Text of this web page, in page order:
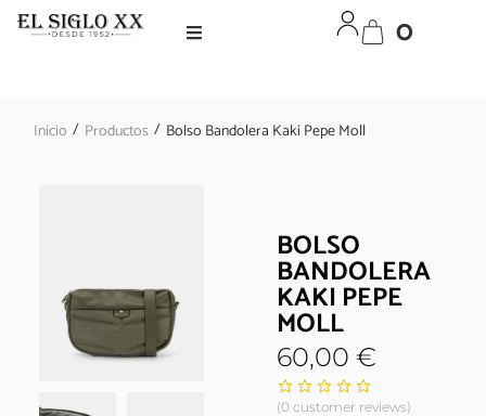
0
Inicio / Productos / Bolso Bandolera Kaki Pepe Moll
BOLSO
BANDOLERA
KAKI PEPE
MOLL
60,00€
(0 customer reviews)